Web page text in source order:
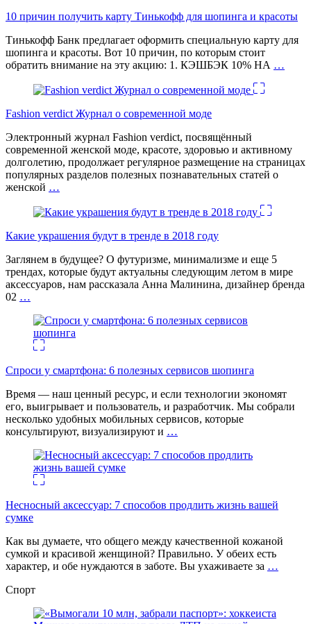
10 причин получить карту Тинькофф для шопинга и красоты
Тинькофф Банк предлагает оформить специальную карту для
шопинга и красоты. Вот 10 причин, по которым стоит
обратить внимание на эту акцию: 1. КЭШБЭК 10% НА …
Fashion verdict Журнал о современной моде
Электронный журнал Fashion verdict, посвящённый
современной женской моде, красоте, здоровью и активному
долголетию, продолжает регулярное размещение на страницах
популярных разделов полезных познавательных статей о
женской …
Какие украшения будут в тренде в 2018 году
Заглянем в будущее? О футуризме, минимализме и еще 5
трендах, которые будут актуальны следующим летом в мире
аксессуаров, нам рассказала Анна Малинина, дизайнер бренда
02 …
Спроси у смартфона: 6 полезных cервисов шопинга
Время — наш ценный ресурс, и если технологии экономят
его, выигрывает и пользователь, и разработчик. Мы собрали
несколько удобных мобильных сервисов, которые
консультируют, визуализируют и …
Несносный аксессуар: 7 способов продлить жизнь вашей
сумке
Как вы думаете, что общего между качественной кожаной
сумкой и красивой женщиной? Правильно. У обеих есть
характер, и обе нуждаются в заботе. Вы ухаживаете за …
Спорт